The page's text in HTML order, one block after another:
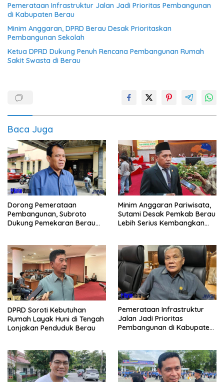
Pemerataan Infrastruktur Jalan Jadi Prioritas Pembangunan
di Kabupaten Berau
Minim Anggaran, DPRD Berau Desak Prioritaskan
Pembangunan Sekolah
Ketua DPRD Dukung Penuh Rencana Pembangunan Rumah
Sakit Swasta di Berau
Baca Juga
Dorong Pemerataan
Pembangunan, Subroto
Dukung Pemekaran Berau
Minim Anggaran Pariwisata,
Sutami Desak Pemkab Berau
Lebih Serius Kembangkan
DPRD Soroti Kebutuhan
Rumah Layak Huni di Tengah
Lonjakan Penduduk Berau
Pemerataan Infrastruktur
Jalan Jadi Prioritas
Pembangunan di Kabupaten